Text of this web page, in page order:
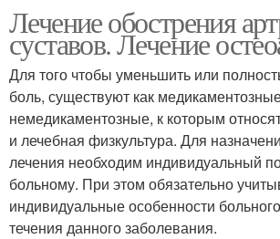
Лечение обострения
суставов. Лечение
Для того чтобы уменьшить или
боль, существуют как
немедикаментозные, к которым
и лечебная физкультура. Для
лечения необходим индивидуальный
больному. При этом обязательно
индивидуальные особенности
течения данного заболевания.